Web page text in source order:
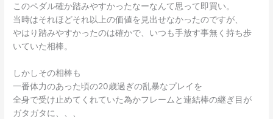
このペダル確か踏みやすかったなーなんて思って即買い。
当時はそれほどそれ以上の価値を見出せなかったのですが、
やはり踏みやすかったのは確かで、いつも手放す事無く持ち歩
いていた相棒。
しかしその相棒も
一番体力のあった頃の20歳過ぎの乱暴なプレイを
全身で受け止めてくれていた為かフレームと連結棒の継ぎ目が
ガタガタに、、、